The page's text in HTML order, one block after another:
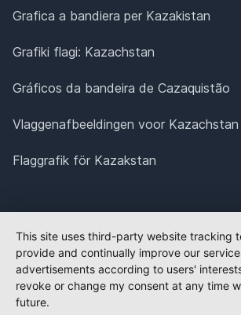
Grafica a bandiera per Kazakistan
Grafiki flagi: Kazachstan
Gráficos da bandeira de Cazaquistão
Vlaggenafbeeldingen voor Kazachstan
Flaggrafik för Kazakstan
This site uses third-party website tracking
provide and continually improve our
advertisements according to users'
revoke or change my consent at any time
future.